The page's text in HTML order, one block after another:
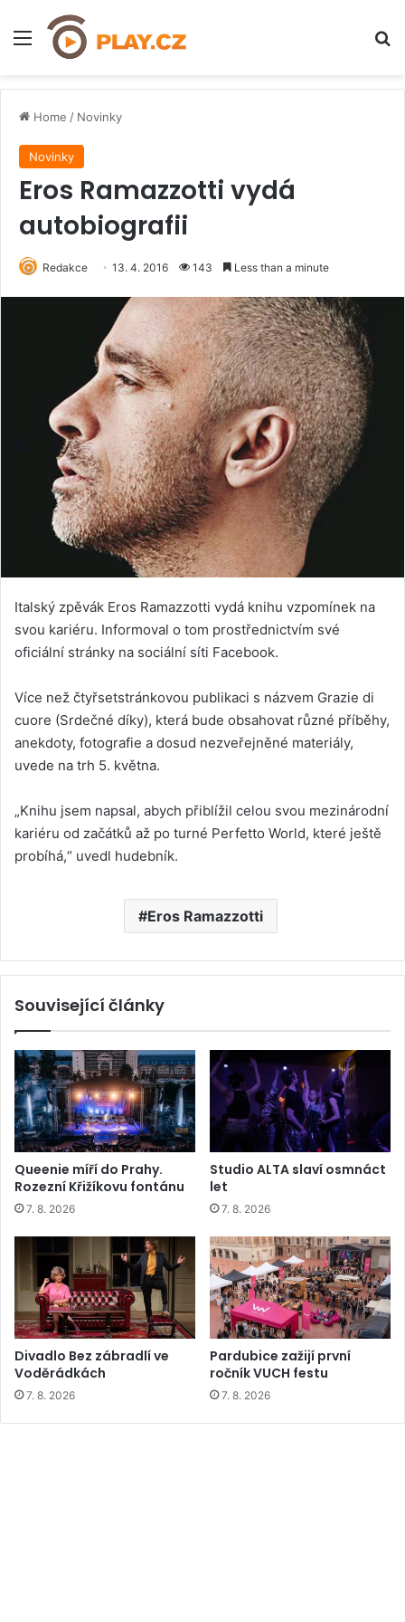
Menu
Home / Novinky
Novinky
Eros Ramazzotti vydá
autobiografii
Redakce 13. 4. 2016 143 Less than a minute
Italský zpěvák Eros Ramazzotti vydá knihu vzpomínek na
svou kariéru. Informoval o tom prostřednictvím své
oficiální stránky na sociální síti Facebook.
Více než čtyřsetstránkovou publikaci s názvem Grazie di
cuore (Srdečné díky), která bude obsahovat různé příběhy,
anekdoty, fotografie a dosud nezveřejněné materiály,
uvede na trh 5. května.
„Knihu jsem napsal, abych přiblížil celou svou mezinárodní
kariéru od začátků až po turné Perfetto World, které ještě
probíhá,“ uvedl hudebník.
Eros Ramazzotti
Související články
Queenie míří do Prahy.
Rozezní Křižíkovu fontánu
7. 8. 2026
Studio ALTA slaví osmnáct
let
7. 8. 2026
Divadlo Bez zábradlí ve
Voděrádkách
7. 8. 2026
Pardubice zažijí první
ročník VUCH festu
7. 8. 2026